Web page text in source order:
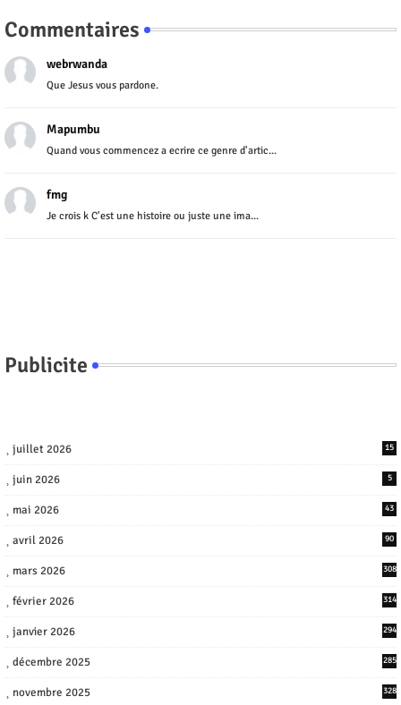
Commentaires
webrwanda
Que Jesus vous pardone.
Mapumbu
Quand vous commencez a ecrire ce genre d'artic...
fmg
Je crois k C'est une histoire ou juste une ima...
Publicite
juillet 2026 15
juin 2026 5
mai 2026 43
avril 2026 90
mars 2026 308
février 2026 314
janvier 2026 294
décembre 2025 285
novembre 2025 328